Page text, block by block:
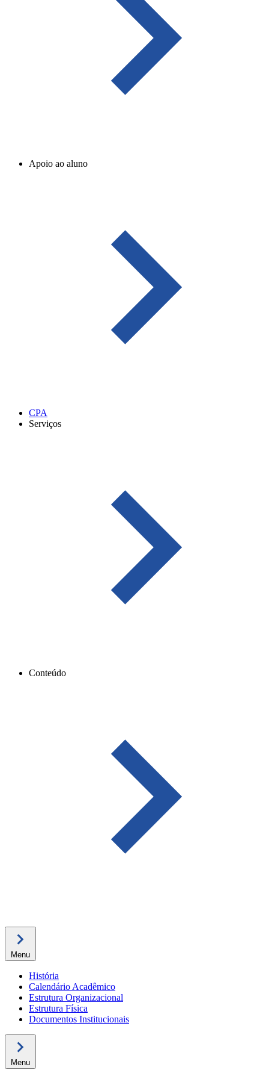
Apoio ao aluno
CPA
Serviços
Conteúdo
Menu
História
Calendário Acadêmico
Estrutura Organizacional
Estrutura Física
Documentos Institucionais
Menu